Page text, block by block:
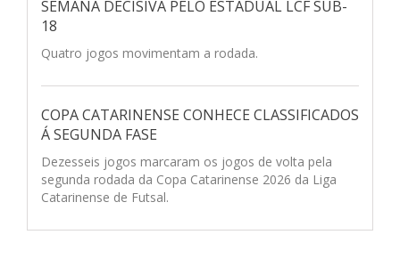
SEMANA DECISIVA PELO ESTADUAL LCF SUB-
18
Quatro jogos movimentam a rodada.
COPA CATARINENSE CONHECE CLASSIFICADOS
Á SEGUNDA FASE
Dezesseis jogos marcaram os jogos de volta pela
segunda rodada da Copa Catarinense 2026 da Liga
Catarinense de Futsal.